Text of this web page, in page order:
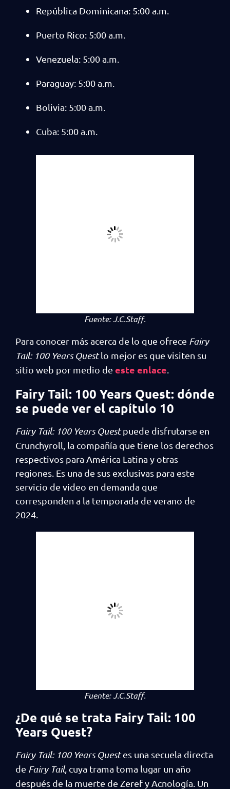
República Dominicana: 5:00 a.m.
Puerto Rico: 5:00 a.m.
Venezuela: 5:00 a.m.
Paraguay: 5:00 a.m.
Bolivia: 5:00 a.m.
Cuba: 5:00 a.m.
Fuente:J.C.Staff.
Para conocer más acerca de lo que ofrece Fairy
Tail: 100 Years Questlo mejor es que visiten su
sitio web por medio de este enlace
Fairy Tail: 100 Years Quest: dónde
se puede ver el capítulo 10
Fairy Tail: 100 Years Questpuede disfrutarse en
Crunchyroll, la compañía que tiene los derechos
respectivos para América Latina y otras
regiones. Es una de sus exclusivas para este
servicio de video en demanda que
corresponden a la temporada de verano de
2024.
Fuente:J.C.Staff.
¿De qué se trata Fairy Tail: 100
Years Quest?
Fairy Tail: 100 Years Questes una secuela directa
de Fairy Tail, cuya trama toma lugar un año
después de la muerte de Zeref y Acnología. Un